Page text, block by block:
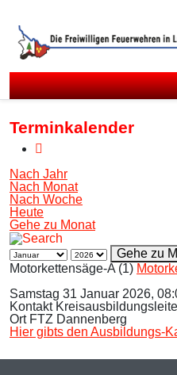
Terminkalender
Nach Jahr
Nach Monat
Nach Woche
Heute
Gehe zu Monat
Gehe zu
Motorkettensäge-A (1)
Samstag 31 Januar 2026,
Kontakt
Ort FTZ Dannenberg
Hier gibts den Ausbildungs-